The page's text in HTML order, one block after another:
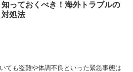
知っておくべき！海外トラブルの
対処法
ても盗難や体調不良といった緊急事態は